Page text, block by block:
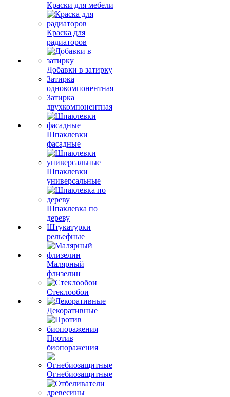
Краски для мебели
Краска для
радиаторов
Добавки в затирку
Затирка
однокомпонентная
Затирка
двухкомпонентная
Шпаклевки
фасадные
Шпаклевки
универсальные
Шпаклевка по
дереву
Штукатурки
рельефные
Малярный
флизелин
Стеклообои
Декоративные
Против
биопоражения
Огнебиозащитные